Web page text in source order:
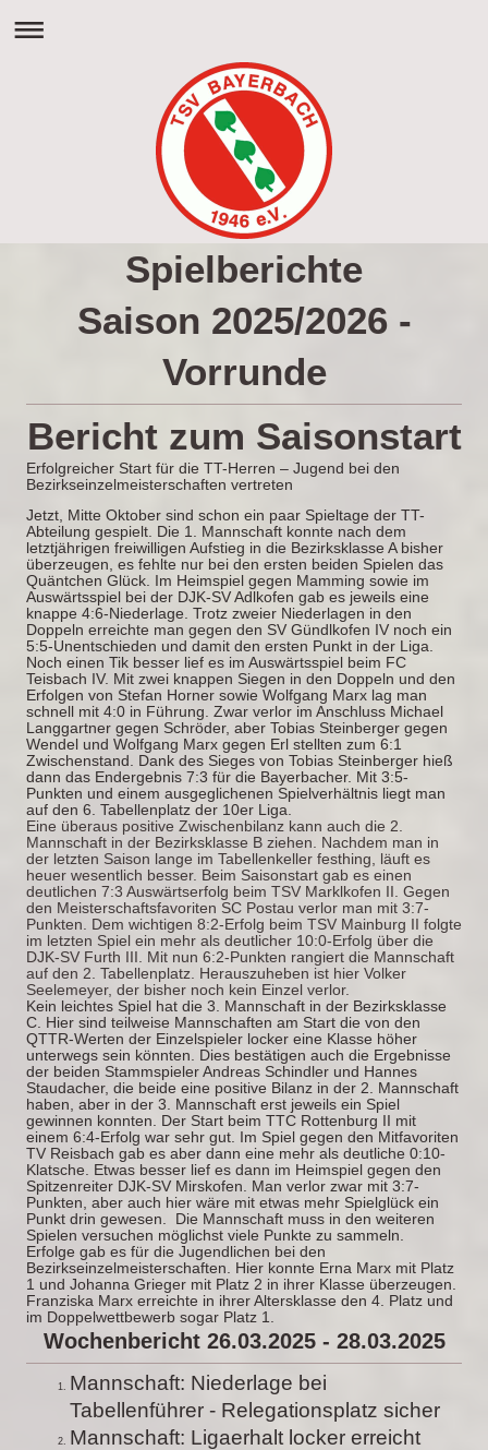
Spielberichte
Saison 2025/2026 -
Vorrunde
Bericht zum Saisonstart
Erfolgreicher Start für die TT-Herren – Jugend bei den
Bezirkseinzelmeisterschaften vertreten
Jetzt, Mitte Oktober sind schon ein paar Spieltage der TT-
Abteilung gespielt. Die 1. Mannschaft konnte nach dem
letztjährigen freiwilligen Aufstieg in die Bezirksklasse A bisher
überzeugen, es fehlte nur bei den ersten beiden Spielen das
Quäntchen Glück. Im Heimspiel gegen Mamming sowie im
Auswärtsspiel bei der DJK-SV Adlkofen gab es jeweils eine
knappe 4:6-Niederlage. Trotz zweier Niederlagen in den
Doppeln erreichte man gegen den SV Gündlkofen IV noch ein
5:5-Unentschieden und damit den ersten Punkt in der Liga.
Noch einen Tik besser lief es im Auswärtsspiel beim FC
Teisbach IV. Mit zwei knappen Siegen in den Doppeln und den
Erfolgen von Stefan Horner sowie Wolfgang Marx lag man
schnell mit 4:0 in Führung. Zwar verlor im Anschluss Michael
Langgartner gegen Schröder, aber Tobias Steinberger gegen
Wendel und Wolfgang Marx gegen Erl stellten zum 6:1
Zwischenstand. Dank des Sieges von Tobias Steinberger hieß
dann das Endergebnis 7:3 für die Bayerbacher. Mit 3:5-
Punkten und einem ausgeglichenen Spielverhältnis liegt man
auf den 6. Tabellenplatz der 10er Liga.
Eine überaus positive Zwischenbilanz kann auch die 2.
Mannschaft in der Bezirksklasse B ziehen. Nachdem man in
der letzten Saison lange im Tabellenkeller festhing, läuft es
heuer wesentlich besser. Beim Saisonstart gab es einen
deutlichen 7:3 Auswärtserfolg beim TSV Marklkofen II. Gegen
den Meisterschaftsfavoriten SC Postau verlor man mit 3:7-
Punkten. Dem wichtigen 8:2-Erfolg beim TSV Mainburg II folgte
im letzten Spiel ein mehr als deutlicher 10:0-Erfolg über die
DJK-SV Furth III. Mit nun 6:2-Punkten rangiert die Mannschaft
auf den 2. Tabellenplatz. Herauszuheben ist hier Volker
Seelemeyer, der bisher noch kein Einzel verlor.
Kein leichtes Spiel hat die 3. Mannschaft in der Bezirksklasse
C. Hier sind teilweise Mannschaften am Start die von den
QTTR-Werten der Einzelspieler locker eine Klasse höher
unterwegs sein könnten. Dies bestätigen auch die Ergebnisse
der beiden Stammspieler Andreas Schindler und Hannes
Staudacher, die beide eine positive Bilanz in der 2. Mannschaft
haben, aber in der 3. Mannschaft erst jeweils ein Spiel
gewinnen konnten. Der Start beim TTC Rottenburg II mit
einem 6:4-Erfolg war sehr gut. Im Spiel gegen den Mitfavoriten
TV Reisbach gab es aber dann eine mehr als deutliche 0:10-
Klatsche. Etwas besser lief es dann im Heimspiel gegen den
Spitzenreiter DJK-SV Mirskofen. Man verlor zwar mit 3:7-
Punkten, aber auch hier wäre mit etwas mehr Spielglück ein
Punkt drin gewesen. Die Mannschaft muss in den weiteren
Spielen versuchen möglichst viele Punkte zu sammeln.
Erfolge gab es für die Jugendlichen bei den
Bezirkseinzelmeisterschaften. Hier konnte Erna Marx mit Platz
1 und Johanna Grieger mit Platz 2 in ihrer Klasse überzeugen.
Franziska Marx erreichte in ihrer Altersklasse den 4. Platz und
im Doppelwettbewerb sogar Platz 1.
Wochenbericht 26.03.2025 - 28.03.2025
Mannschaft: Niederlage bei
Tabellenführer - Relegationsplatz sicher
Mannschaft: Ligaerhalt locker erreicht